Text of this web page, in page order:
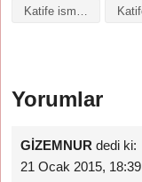
Katife isminin baş harfleriyle şiir
Yorumlar
GİZEMNUR dedi ki:
21 Ocak 2015, 18:39